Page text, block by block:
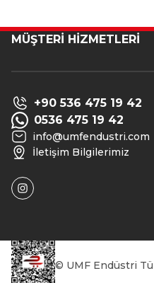
MÜŞTERİ HİZMETLERİ
+90 536 475 19 42
0536 475 19 42
info@umfendustri.com
İletişim Bilgilerimiz
© UMF Endüstri